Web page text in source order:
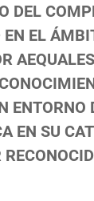
DEL
EL
EN SU